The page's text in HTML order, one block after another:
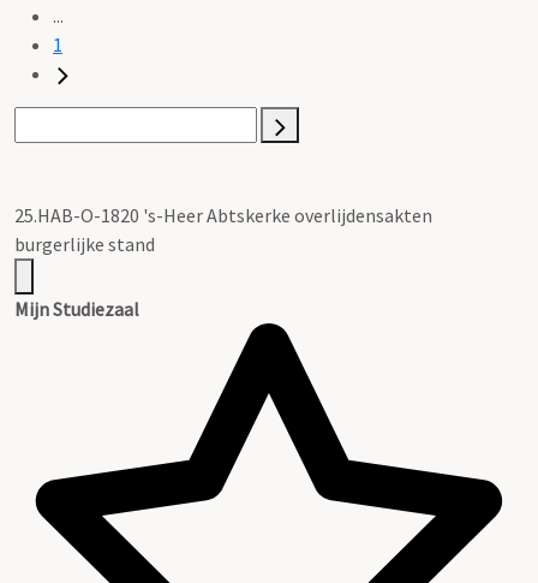
...
1
25.HAB-O-1820 's-Heer Abtskerke overlijdensakten
burgerlijke stand
Mijn Studiezaal